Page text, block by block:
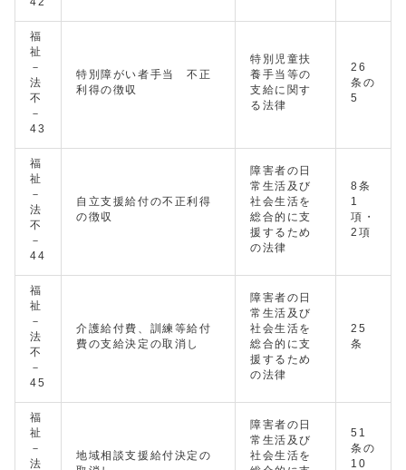
福
祉
－
法
不
－
43
特別障がい者手当 不正
利得の徴収
特別児童扶
養手当等の
支給に関す
る法律
26
条の
5
福
祉
－
法
不
－
44
自立支援給付の不正利得
の徴収
障害者の日
常生活及び
社会生活を
総合的に支
援するため
の法律
8条
1
項・
2項
福
祉
－
法
不
－
45
介護給付費、訓練等給付
費の支給決定の取消し
障害者の日
常生活及び
社会生活を
総合的に支
援するため
の法律
25
条
福
祉
－
法
地域相談支援給付決定の
障害者の日
常生活及び
社会生活を
51
条の
10